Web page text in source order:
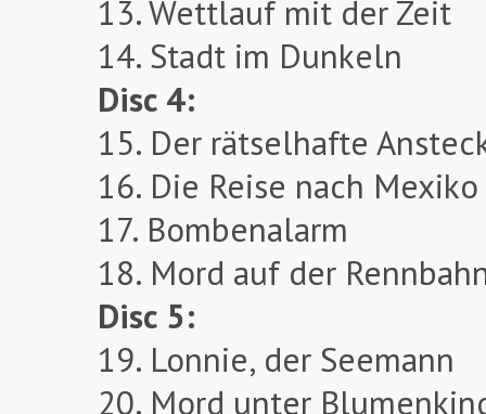
13. Wettlauf mit der Zeit
14. Stadt im Dunkeln
Disc 4:
15. Der rätselhafte
16. Die Reise nach Mexiko
17. Bombenalarm
18. Mord auf der
Disc 5:
19. Lonnie, der Seemann
20. Mord unter